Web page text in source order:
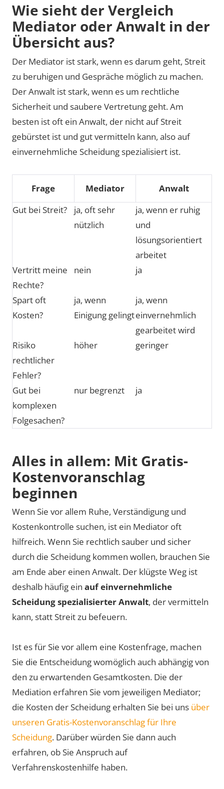
Wie sieht der Vergleich
Mediator oder Anwalt in der
Übersicht aus?
Der Mediator ist stark, wenn es darum geht, Streit
zu beruhigen und Gespräche möglich zu machen.
Der Anwalt ist stark, wenn es um rechtliche
Sicherheit und saubere Vertretung geht. Am
besten ist oft ein Anwalt, der nicht auf Streit
gebürstet ist und gut vermitteln kann, also auf
einvernehmliche Scheidung spezialisiert ist.
Frage Mediator
Anwalt
Gut bei Streit?
ja, oft sehr
nützlich
ja, wenn er ruhig
und
lösungsorientiert
arbeitet
Vertritt meine
Rechte?
nein ja
Spart oft
Kosten?
ja, wenn
Einigung gelingt
ja, wenn
einvernehmlich
gearbeitet wird
Risiko
rechtlicher
Fehler?
höher geringer
Gut bei
komplexen
Folgesachen?
nur begrenzt ja
Alles in allem: Mit Gratis-
Kostenvoranschlag
beginnen
Wenn Sie vor allem Ruhe, Verständigung und
Kostenkontrolle suchen, ist ein Mediator oft
hilfreich. Wenn Sie rechtlich sauber und sicher
durch die Scheidung kommen wollen, brauchen Sie
am Ende aber einen Anwalt. Der klügste Weg ist
deshalb häufig ein auf einvernehmliche
Scheidung spezialisierter Anwalt, der vermitteln
kann, statt Streit zu befeuern.
Ist es für Sie vor allem eine Kostenfrage, machen
Sie die Entscheidung womöglich auch abhängig von
den zu erwartenden Gesamtkosten. Die der
Mediation erfahren Sie vom jeweiligen Mediator;
die Kosten der Scheidung erhalten Sie bei uns über
unseren Gratis-Kostenvoranschlag für Ihre
Scheidung. Darüber würden Sie dann auch
erfahren, ob Sie Anspruch auf
Verfahrenskostenhilfe haben.